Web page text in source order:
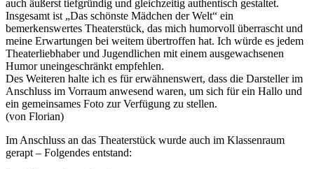
auch äußerst tiefgründig und gleichzeitig authentisch gestaltet.
Insgesamt ist „Das schönste Mädchen der Welt“ ein
bemerkenswertes Theaterstück, das mich humorvoll überrascht und
meine Erwartungen bei weitem übertroffen hat. Ich würde es jedem
Theaterliebhaber und Jugendlichen mit einem ausgewachsenen
Humor uneingeschränkt empfehlen.
Des Weiteren halte ich es für erwähnenswert, dass die Darsteller im
Anschluss im Vorraum anwesend waren, um sich für ein Hallo und
ein gemeinsames Foto zur Verfügung zu stellen.
(von Florian)
Im Anschluss an das Theaterstück wurde auch im Klassenraum
gerapt – Folgendes entstand: